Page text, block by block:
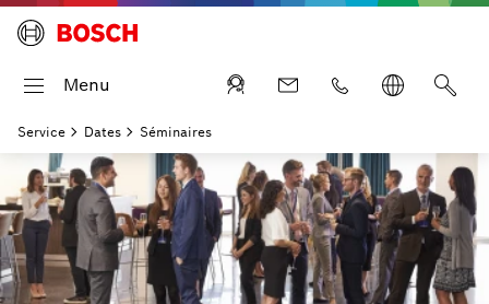
Menu
Service Dates Séminaires